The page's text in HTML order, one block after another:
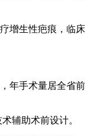
增生性疤痕，临床
年手术量居全省前
辅助术前设计。